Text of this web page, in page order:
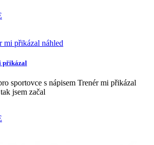
náhled
přikázal
sportovce s nápisem Trenér mi přikázal
jsem začal